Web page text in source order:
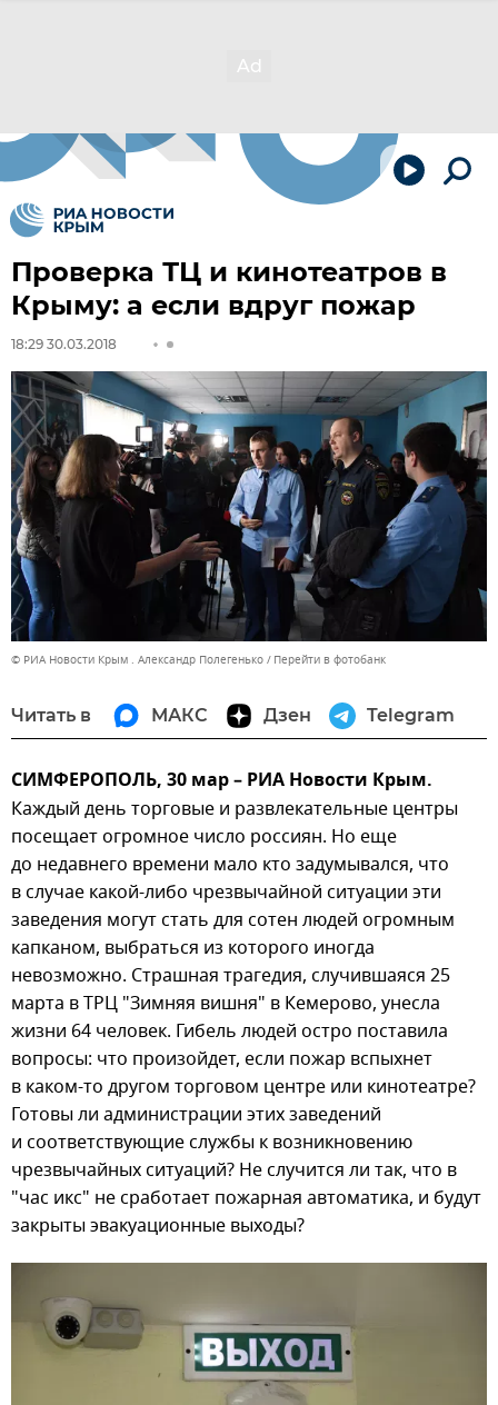
Проверка ТЦ и кинотеатров в
Крыму: а если вдруг пожар
18:29 30.03.2018
© РИА Новости Крым . Александр Полегенько Перейти в фотобанк
Читать в МАКС Дзен Telegram
СИМФЕРОПОЛЬ, 30 мар – РИА Новости Крым.
Каждый день торговые и развлекательные центры
посещает огромное число россиян. Но еще
до недавнего времени мало кто задумывался, что
в случае какой-либо чрезвычайной ситуации эти
заведения могут стать для сотен людей огромным
капканом, выбраться из которого иногда
невозможно. Страшная трагедия, случившаяся 25
марта в ТРЦ "Зимняя вишня" в Кемерово, унесла
жизни 64 человек. Гибель людей остро поставила
вопросы: что произойдет, если пожар вспыхнет
в каком-то другом торговом центре или кинотеатре?
Готовы ли администрации этих заведений
и соответствующие службы к возникновению
чрезвычайных ситуаций? Не случится ли так, что в
"час икс" не сработает пожарная автоматика, и будут
закрыты эвакуационные выходы?